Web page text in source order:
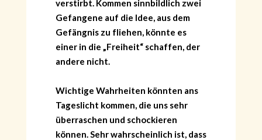
verstirbt. Kommen sinnbildlich zwei
Gefangene auf die Idee, aus dem
Gefängnis zu fliehen, könnte es
einer in die „Freiheit“ schaffen, der
andere nicht.
Wichtige Wahrheiten könnten ans
Tageslicht kommen, die uns sehr
überraschen und schockieren
können. Sehr wahrscheinlich ist, dass